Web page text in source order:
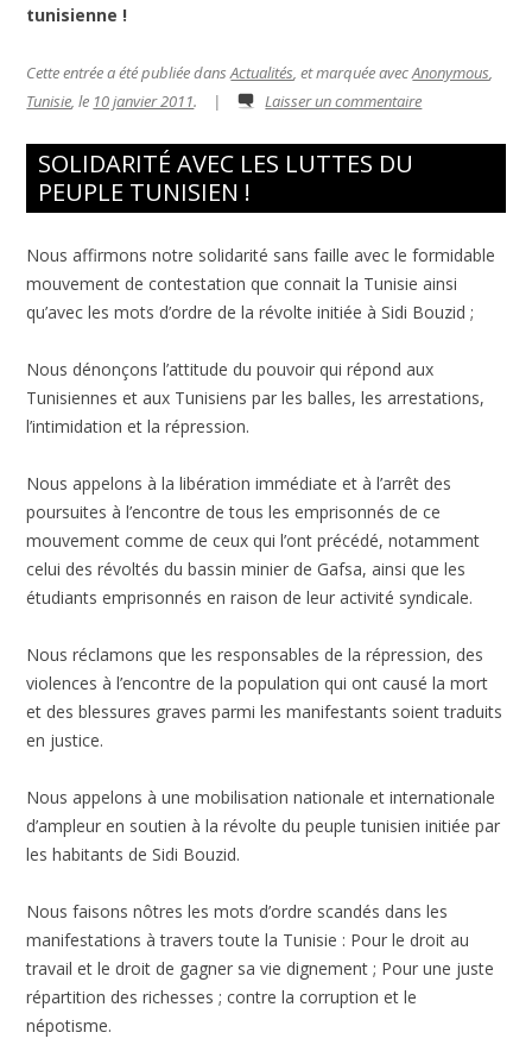
tunisienne !
Cette entrée a été publiée dansActualités, et marquée avecAnonymous,
Tunisie, le 10 janvier 2011. | Laisser un commentaire
SOLIDARITÉ AVEC LES LUTTES DU
PEUPLE TUNISIEN !
Nous affirmons notre solidarité sans faille avec le formidable
mouvement de contestation que connait la Tunisie ainsi
qu’avec les mots d’ordre de la révolte initiée à Sidi Bouzid ;
Nous dénonçons l’attitude du pouvoir qui répond aux
Tunisiennes et aux Tunisiens par les balles, les arrestations,
l’intimidation et la répression.
Nous appelons à la libération immédiate et à l’arrêt des
poursuites à l’encontre de tous les emprisonnés de ce
mouvement comme de ceux qui l’ont précédé, notamment
celui des révoltés du bassin minier de Gafsa, ainsi que les
étudiants emprisonnés en raison de leur activité syndicale.
Nous réclamons que les responsables de la répression, des
violences à l’encontre de la population qui ont causé la mort
et des blessures graves parmi les manifestants soient traduits
en justice.
Nous appelons à une mobilisation nationale et internationale
d’ampleur en soutien à la révolte du peuple tunisien initiée par
les habitants de Sidi Bouzid.
Nous faisons nôtres les mots d’ordre scandés dans les
manifestations à travers toute la Tunisie : Pour le droit au
travail et le droit de gagner sa vie dignement ; Pour une juste
répartition des richesses ; contre la corruption et le
népotisme.